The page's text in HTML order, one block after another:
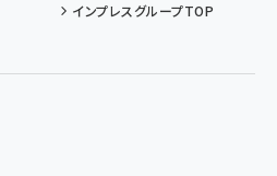
インプレスグループTOP